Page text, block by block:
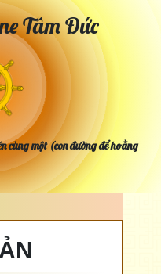
Tâm Đức
cùng một (con đường để hoằng